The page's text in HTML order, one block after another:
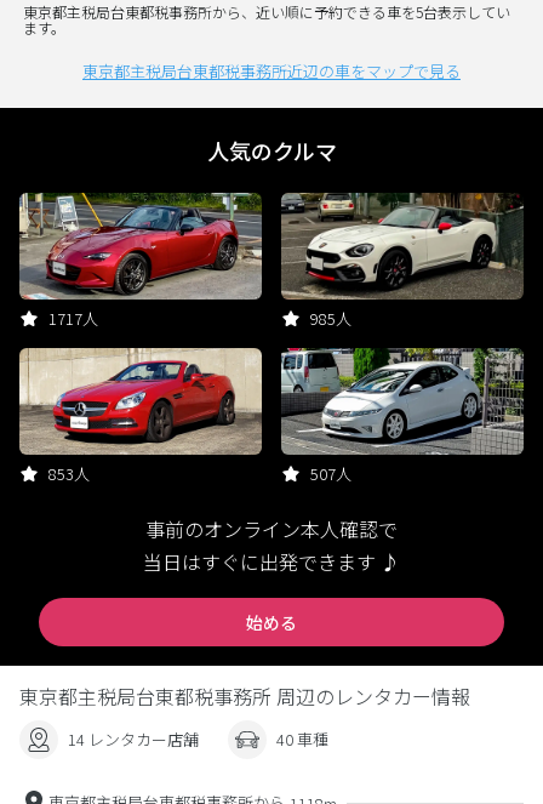
東京都主税局台東都税事務所から、近い順に予約できる車を5台表示してい
ます。
東京都主税局台東都税事務所近辺の車をマップで見る
人気のクルマ
1717人 985人
853人 507人
事前のオンライン本人確認で
当日はすぐに出発できます ♪
始める
東京都主税局台東都税事務所 周辺のレンタカー情報
14 レンタカー店舗 40 車種